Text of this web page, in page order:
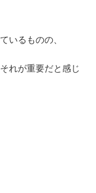
いるものの、
れが重要だと感じ